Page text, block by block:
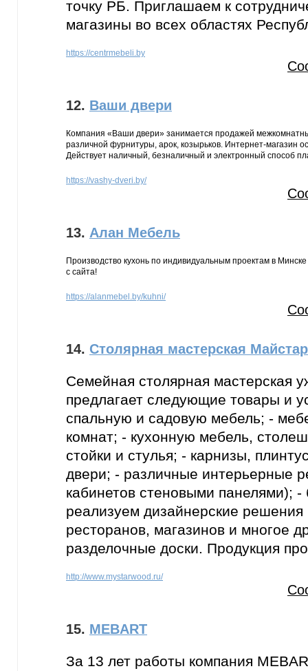
точку РБ. Приглашаем к
магазины во всех областях
https://centrmebeli.by
12. Ваши двери
Компания «Ваши двери» занимается продажей
различной фурнитуры, арок, козырьков. Интернет-магазин
Действует наличный, безналичный и электронный способ
https://vashy-dveri.by/
13. Алан Мебель
Производство кухонь по индивидуальным проектам в
с сайта!
https://alanmebel.by/kuhni/
14. Столярная мастерская
Семейная столярная мастерская
предлагает следующие товары и
спальную и садовую мебель; -
комнат; - кухонную мебель,
стойки и стулья; - карнизы,
двери; - различные интерьерные
кабинетов стеновыми панелями);
реализуем дизайнерские решения
ресторанов, магазинов и многое
разделочные доски. Продукция про
http://www.mystarwood.ru/
15. MEBART
За 13 лет работы компания